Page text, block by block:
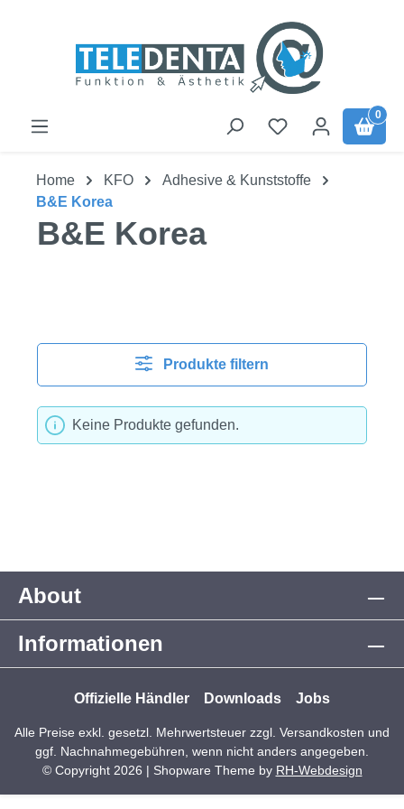
0
Home KFO
Adhesive & Kunststoffe
B&E Korea
B&E Korea
Produkte filtern
Keine Produkte gefunden.
About
Informationen
Offizielle Händler Downloads Jobs
Alle Preise exkl. gesetzl. Mehrwertsteuer zzgl. Versandkosten und
ggf. Nachnahmegebühren, wenn nicht anders angegeben.
© Copyright 2026 | Shopware Theme by RH-Webdesign